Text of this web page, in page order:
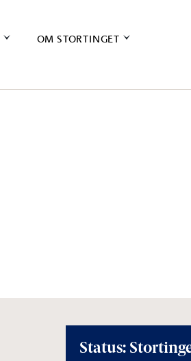
OM STORTINGET
Status: